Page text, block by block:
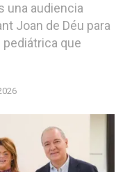
una audiencia
Joan de Déu para
que